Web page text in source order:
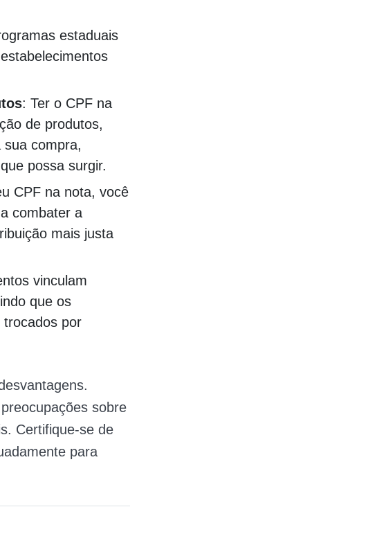
estaduais
: Ter o CPF na
de produtos,
compra,
possa surgir​.
CPF na nota, você
combater a
mais justa
vinculam
que os
trocados por
sobre
Certifique-se de
para